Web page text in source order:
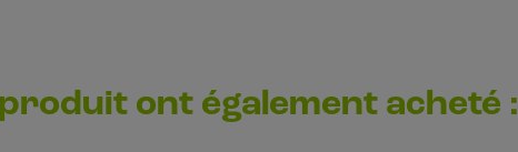
ont également acheté :